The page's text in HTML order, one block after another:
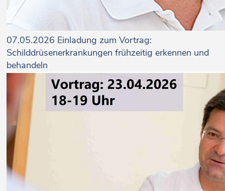
07.05.2026 Einladung zum Vortrag:
Schilddrüsenerkrankungen frühzeitig erkennen und
behandeln